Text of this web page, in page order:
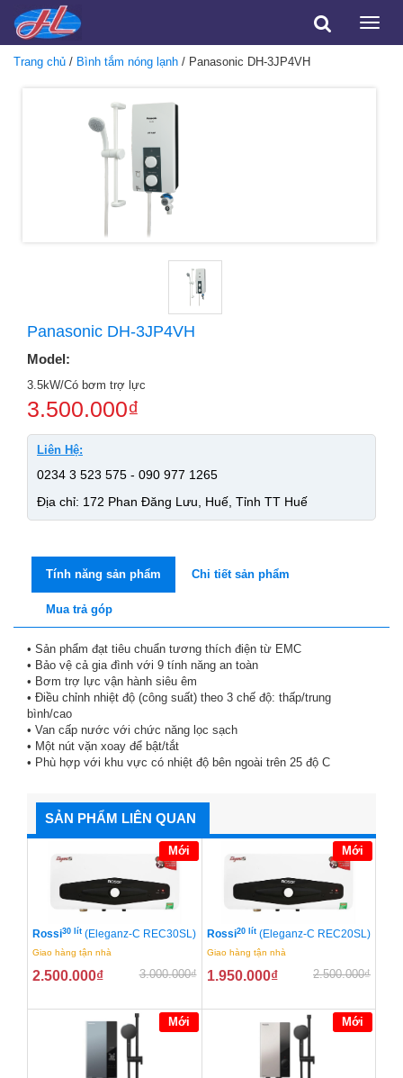
Toggle
Trang chủ / Bình tắm nóng lạnh / Panasonic DH-3JP4VH
Panasonic DH-3JP4VH
Model:
3.5kW/Có bơm trợ lực
3.500.000₫
Liên Hệ:
0234 3 523 575 - 090 977 1265
Địa chỉ: 172 Phan Đăng Lưu, Huế, Tỉnh TT Huế
Tính năng sản phẩm Chi tiết sản phẩm
Mua trả góp
• Sản phẩm đạt tiêu chuẩn tương thích điện từ EMC
• Bảo vệ cả gia đình với 9 tính năng an toàn
• Bơm trợ lực vận hành siêu êm
• Điều chỉnh nhiệt độ (công suất) theo 3 chế độ: thấp/trung
bình/cao
• Van cấp nước với chức năng lọc sạch
• Một nút vặn xoay để bật/tắt
• Phù hợp với khu vực có nhiệt độ bên ngoài trên 25 độ C
SẢN PHẨM LIÊN QUAN
Mới
Rossi30 lít (Eleganz-C REC30SL)
Giao hàng tận nhà
2.500.000₫ 3.000.000₫
Mới
Rossi20 lít (Eleganz-C REC20SL)
Giao hàng tận nhà
1.950.000₫ 2.500.000₫
Mới Mới